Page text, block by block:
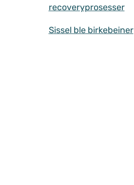
recoveryprosesser
Sissel ble birkebeiner